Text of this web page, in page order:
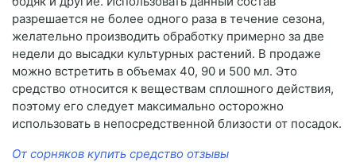
разрешается не более одного раза в течение сезона,
желательно производить обработку примерно за две
недели до высадки культурных растений. В продаже
можно встретить в объемах 40, 90 и 500 мл. Это
средство относится к веществам сплошного действия,
поэтому его следует максимально осторожно
использовать в непосредственной близости от посадок.
От сорняков купить средство отзывы